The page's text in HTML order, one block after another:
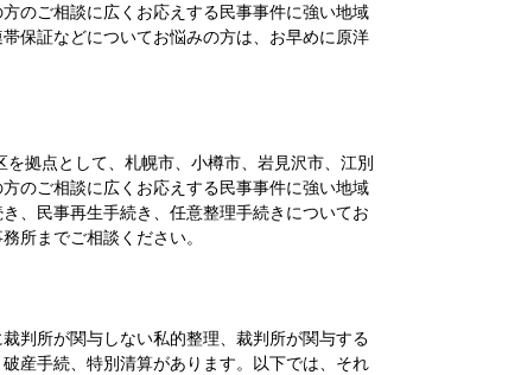
のご相談に広くお応えする民事事件に強い地域
保証などについてお悩みの方は、お早めに原洋
拠点として、札幌市、小樽市、岩見沢市、江別
のご相談に広くお応えする民事事件に強い地域
、民事再生手続き、任意整理手続きについてお
所までご相談ください。
判所が関与しない私的整理、裁判所が関与する
産手続、特別清算があります。以下では、それ